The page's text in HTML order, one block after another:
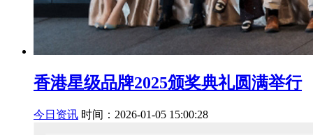
香港星级品牌2025颁奖典礼圆满举行
今日资讯 时间：2026-01-05 15:00:28